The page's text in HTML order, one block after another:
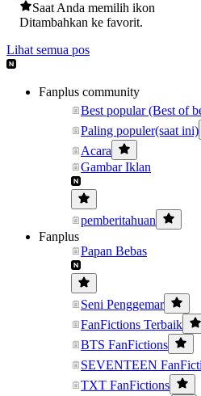
Saat Anda memilih ikon
Ditambahkan ke favorit.
Lihat semua pos
Fanplus community
Best popular (Best of
Paling populer(saat ini)
Acara
Gambar Iklan
pemberitahuan
Fanplus
Papan Bebas
Seni Penggemar
FanFictions Terbaik
BTS FanFictions
SEVENTEEN
TXT FanFictions